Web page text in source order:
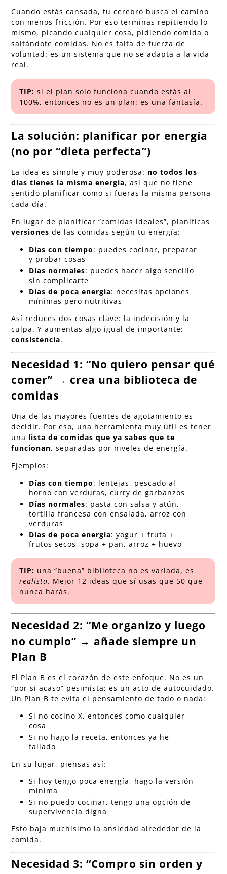
Cuando estás cansada, tu cerebro busca el camino
con menos fricción. Por eso terminas repitiendo lo
mismo, picando cualquier cosa, pidiendo comida o
saltándote comidas. No es falta de fuerza de
voluntad: es un sistema que no se adapta a la vida
real.
TIP: si el plan solo funciona cuando estás al
100%, entonces no es un plan: es una fantasía.
La solución: planificar por energía
(no por “dieta perfecta”)
La idea es simple y muy poderosa: no todos los
días tienes la misma energía, así que no tiene
sentido planificar como si fueras la misma persona
cada día.
En lugar de planificar “comidas ideales”, planificas
versiones de las comidas según tu energía:
Días con tiempo: puedes cocinar, preparar
y probar cosas
Días normales: puedes hacer algo sencillo
sin complicarte
Días de poca energía: necesitas opciones
mínimas pero nutritivas
Así reduces dos cosas clave: la indecisión y la
culpa. Y aumentas algo igual de importante:
consistencia.
Necesidad 1: “No quiero pensar qué
comer” → crea una biblioteca de
comidas
Una de las mayores fuentes de agotamiento es
decidir. Por eso, una herramienta muy útil es tener
una lista de comidas que ya sabes que te
funcionan, separadas por niveles de energía.
Ejemplos:
Días con tiempo: lentejas, pescado al
horno con verduras, curry de garbanzos
Días normales: pasta con salsa y atún,
tortilla francesa con ensalada, arroz con
verduras
Días de poca energía: yogur + fruta +
frutos secos, sopa + pan, arroz + huevo
TIP: una “buena” biblioteca no es variada, es
realista. Mejor 12 ideas que sí usas que 50 que
nunca harás.
Necesidad 2: “Me organizo y luego
no cumplo” → añade siempre un
Plan B
El Plan B es el corazón de este enfoque. No es un
“por si acaso” pesimista; es un acto de autocuidado.
Un Plan B te evita el pensamiento de todo o nada:
Si no cocino X, entonces como cualquier
cosa
Si no hago la receta, entonces ya he
fallado
En su lugar, piensas así:
Si hoy tengo poca energía, hago la versión
mínima
Si no puedo cocinar, tengo una opción de
supervivencia digna
Esto baja muchísimo la ansiedad alrededor de la
comida.
Necesidad 3: “Compro sin orden y